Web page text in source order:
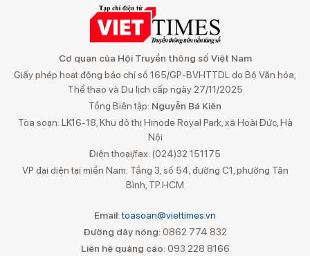
Cơ quan của Hội Truyền thông số Việt Nam
Giấy phép hoạt động báo chí số 165/GP-BVHTTDL do Bộ Văn hóa,
Thể thao và Du lịch cấp ngày 27/11/2025
Tổng Biên tập: Nguyễn Bá Kiên
Tòa soạn: LK16-18, Khu đô thị Hinode Royal Park, xã Hoài Đức, Hà
Nội
Điện thoại/fax: (024)32 151175
VP đại diện tại miền Nam: Tầng 3, số 54, đường C1, phường Tân
Bình, TP.HCM
Email:toasoan@viettimes.vn
Đường dây nóng: 0862 774 832
Liên hệ quảng cáo:093 228 8166